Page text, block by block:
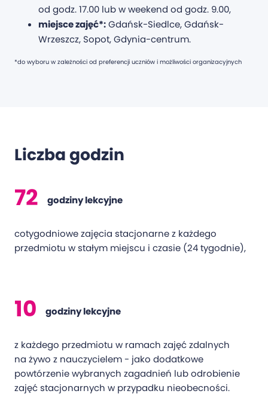
od godz. 17.00 lub w weekend od godz. 9.00,
miejsce zajęć*:Gdańsk-Siedlce, Gdańsk-
Wrzeszcz, Sopot, Gdynia-centrum.
*do wyboru w zależności od preferencji uczniów i możliwości organizacyjnych
Liczba godzin
72 godziny lekcyjne
cotygodniowe zajęcia stacjonarne z każdego
przedmiotu w stałym miejscu i czasie (24 tygodnie),
10 godziny lekcyjne
z każdego przedmiotu w ramach zajęć zdalnych
na żywo z nauczycielem - jako dodatkowe
powtórzenie wybranych zagadnień lub odrobienie
zajęć stacjonarnych w przypadku nieobecności.